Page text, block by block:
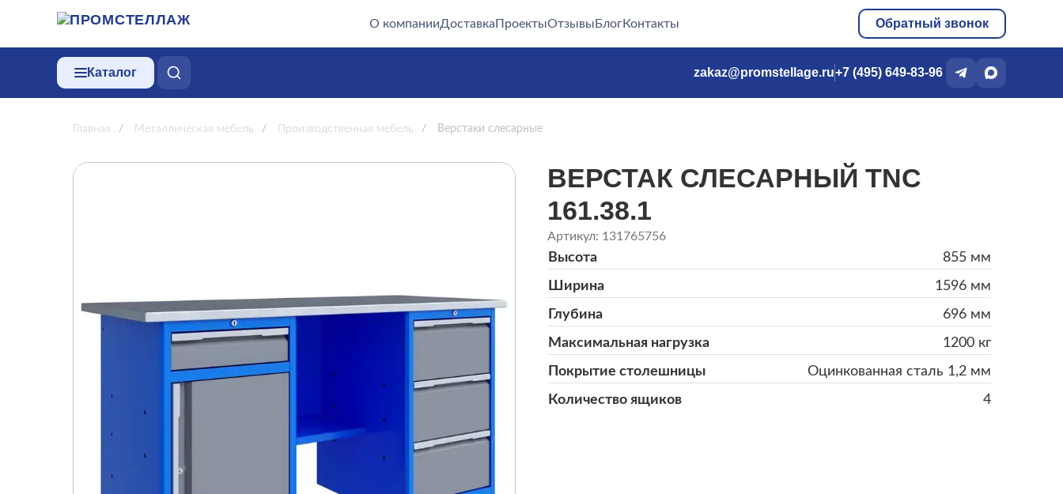
О компанииДоставкаПроектыОтзывыБлогКонтакты Обратный звонок
Каталог zakaz@promstellage.ru+7 (495) 649-83-96
Главная / Металлическая мебель / Производственная мебель / Верстаки слесарные
ВЕРСТАК СЛЕСАРНЫЙ TNC
161.38.1
Артикул: 131765756
Высота
855 мм
Ширина
1596 мм
Глубина
696 мм
Максимальная нагрузка
1200 кг
Покрытие столешницы
Оцинкованная сталь 1,2 мм
Количество ящиков
4